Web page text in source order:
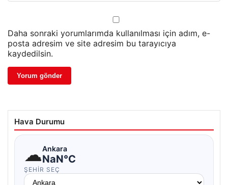
Daha sonraki yorumlarımda kullanılması için adım, e-
posta adresim ve site adresim bu tarayıcıya
kaydedilsin.
Hava Durumu
☁Ankara
NaN°C
ŞEHIR SEÇ